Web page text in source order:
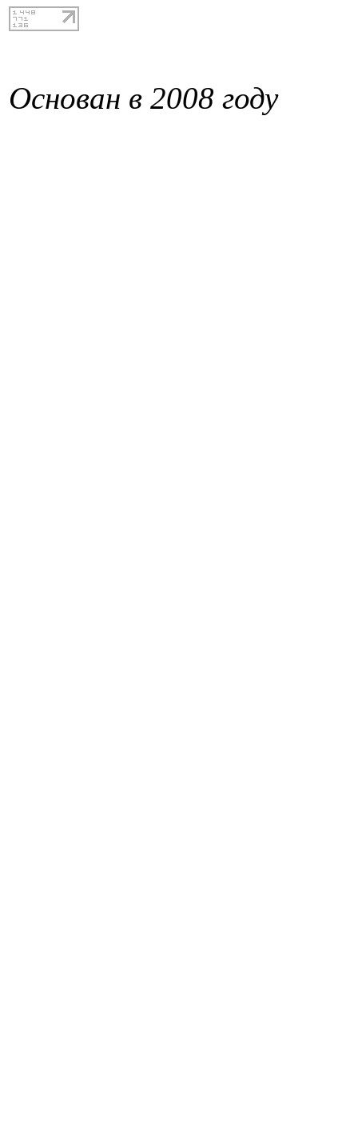
Основан в 2008 году